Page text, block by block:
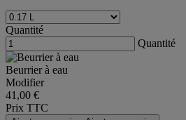
Quantité
Quantité
Beurrier à eau
Modifier
41,00 €
Prix TTC